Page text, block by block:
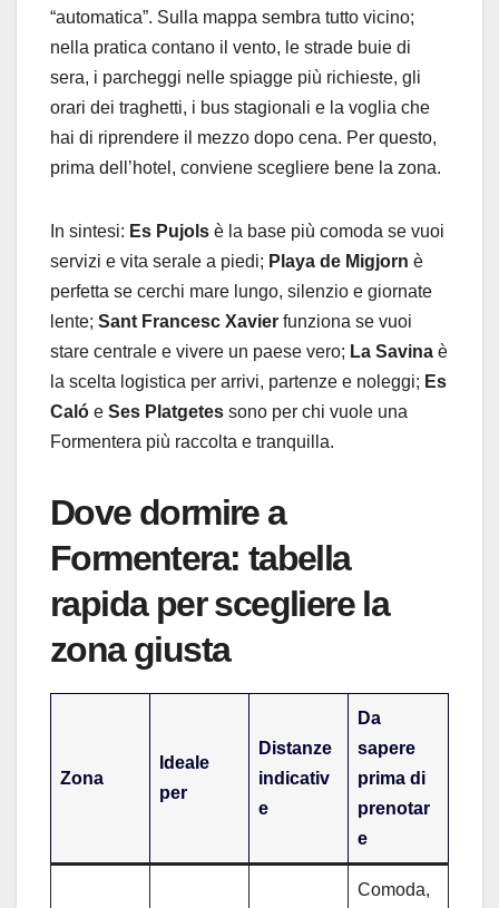
“automatica”. Sulla mappa sembra tutto vicino;
nella pratica contano il vento, le strade buie di
sera, i parcheggi nelle spiagge più richieste, gli
orari dei traghetti, i bus stagionali e la voglia che
hai di riprendere il mezzo dopo cena. Per questo,
prima dell’hotel, conviene scegliere bene la zona.
In sintesi: Es Pujols è la base più comoda se vuoi
servizi e vita serale a piedi; Playa de Migjorn è
perfetta se cerchi mare lungo, silenzio e giornate
lente; Sant Francesc Xavier funziona se vuoi
stare centrale e vivere un paese vero; La Savina è
la scelta logistica per arrivi, partenze e noleggi; Es
Caló e Ses Platgetes sono per chi vuole una
Formentera più raccolta e tranquilla.
Dove dormire a
Formentera: tabella
rapida per scegliere la
zona giusta
Zona
Ideale
per
Distanze
indicativ
e
Da
sapere
prima di
prenotar
e
Comoda,